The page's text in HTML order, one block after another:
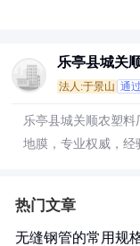
乐亭县城关
法人:于景山 通
乐亭县城关顺农塑料
地膜，专业权威，经
热门文章
无缝钢管的常用规